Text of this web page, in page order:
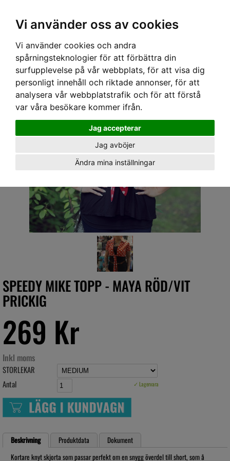
Vi använder oss av cookies
Vi använder cookies och andra
spårningsteknologier för att förbättra din
surfupplevelse på vår webbplats, för att visa dig
personligt innehåll och riktade annonser, för att
analysera vår webbplatstrafik och för att förstå
var våra besökare kommer ifrån.
Jag accepterar
Jag avböjer
Ändra mina inställningar
Hem› DAM›PLUS-STORLEKAR› SPEEDY MIKE TOPP - MAYA RÖD/VIT PRICKIG
SPEEDY MIKE TOPP - MAYA RÖD/VIT
PRICKIG
269 Kr
Inkl moms
STORLEKAR
Antal
✓ Lagervara
Beskrivning Produktdata
Dokument
Kortare knyt skjorta som passar perfekt om en snygg överdel till short, som å